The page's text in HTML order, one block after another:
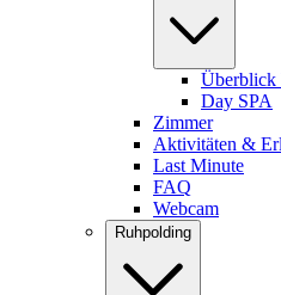
Überblick
Day SPA
Zimmer
Aktivitäten &
Last Minute
FAQ
Webcam
Ruhpolding